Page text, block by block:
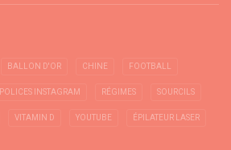
BALLON D'OR CHINE FOOTBALL
POLICES INSTAGRAM RÉGIMES SOURCILS
VITAMIN D YOUTUBE ÉPILATEUR LASER